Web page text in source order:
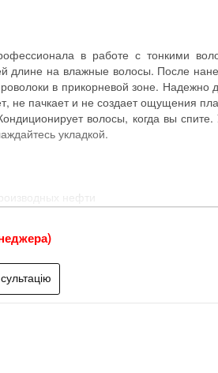
в работе с тонкими
длине на влажные волосы. После
в прикорневой зоне. Надежно
пачкает и не создает ощущения
волосы, когда вы спите.
укладкой.
надежную и, в тоже время,
дополнительного тепла
усиливая целебные и
себе истинного творца и обрести